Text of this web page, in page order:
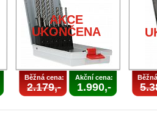
AKCE
UKONČENA
Běžná cena:
2.179,-
Akční cena:
1.990,-